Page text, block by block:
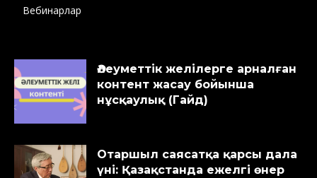
Вебинарлар
Әлеуметтік желілерге арналған
контент жасау бойынша
нұсқаулық (Гайд)
Отаршыл саясатқа қарсы дала
үні: Қазақстанда ежелгі өнер